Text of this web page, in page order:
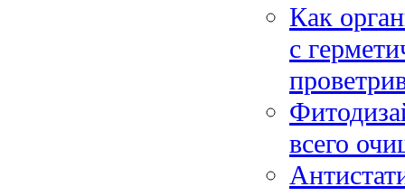
Как
с
всего